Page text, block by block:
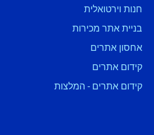
חנות וירטואלית
בניית אתר מכירות
אחסון אתרים
קידום אתרים
קידום אתרים - המלצות